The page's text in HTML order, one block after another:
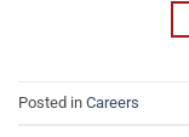
Posted in Careers